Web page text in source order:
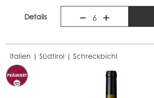
Details 6
Italien | Südtirol |Schreckbichl